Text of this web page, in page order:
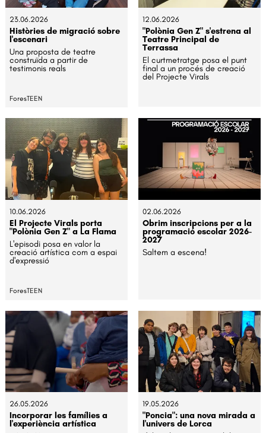
23.06.2026
Històries de migració sobre
l'escenari
Una proposta de teatre
construïda a partir de
testimonis reals
ForesTEEN
12.06.2026
"Polònia Gen Z" s'estrena al
Teatre Principal de
Terrassa
El curtmetratge posa el punt
final a un procés de creació
del Projecte Virals
10.06.2026
El Projecte Virals porta
"Polònia Gen Z" a La Flama
L'episodi posa en valor la
creació artística com a espai
d'expressió
ForesTEEN
02.06.2026
Obrim inscripcions per a la
programació escolar 2026-
2027
Saltem a escena!
26.05.2026
Incorporar les famílies a
l'experiència artística
19.05.2026
"Poncia": una nova mirada a
l'univers de Lorca